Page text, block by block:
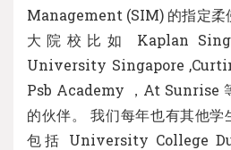
Management (SIM) 的指定柔
大院校比如 Kaplan
University Singapore
Psb Academy ，At Sunrise
的伙伴。 我们每年也有其他学
包括 University College